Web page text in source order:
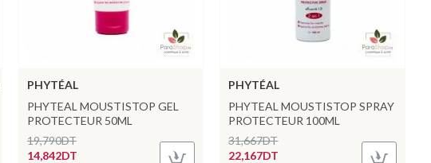
PHYTÉAL
PHYTEAL MOUSTISTOP GEL
PROTECTEUR 50ML
14,842DT
19,790DT
PHYTÉAL
PHYTEAL MOUSTISTOP SPRAY
PROTECTEUR 100ML
22,167DT
31,667DT